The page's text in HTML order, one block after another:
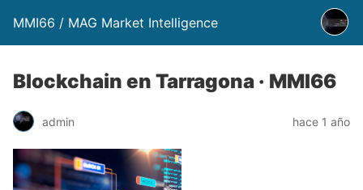
MMI66 / MAG Market Intelligence
Blockchain en Tarragona · MMI66
admin hace 1 año